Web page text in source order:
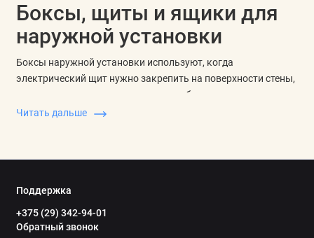
Боксы, щиты и ящики для
наружной установки
Боксы наружной установки используют, когда
электрический щит нужно закрепить на поверхности стены,
перегородки или другого основания без подготовки ниши.
Такой корпус помогает разместить модульную автоматику,
кабеля и совместимости с автоматами, УЗО,
понимать, сколько устройств будет внутри и нужен ли запас
Читать дальше
Поддержка
+375 (29) 342-94-01
Обратный звонок